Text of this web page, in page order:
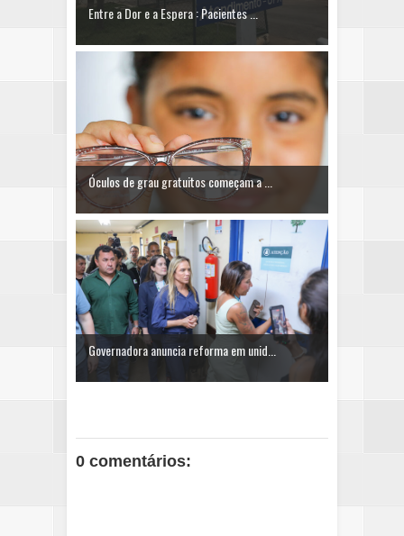
Entre a Dor e a Espera : Pacientes ...
Óculos de grau gratuitos começam a ...
Governadora anuncia reforma em unid...
0 comentários: